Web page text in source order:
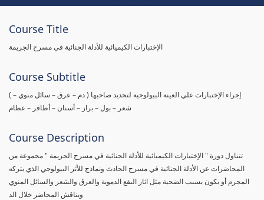
Course Title
الإختبارات الكيميائية للأدلة الجنائية في مسرح الجريمة
Course Subtitle
( إجراء الإختبارات علي العينة البيولوجية لتحديد صاحبها ( دم – عرق – سائل منوي –
شعر – بول – براز – أسنان – أظافر – عظام
Course Description
تتناول دورة " الإختبارات الكيميائية للأدلة الجنائية في مسرح الجريمة " مجموعة من
المحاضرات عن الأدلة الجنائية في مسرح الحادث ونماذج للأثر البيولوجي الذي يتركه
المجرم أو يكون بسبب الضحية مثل اثار البقع الدموية والعرق والشعر والسائل المنوي
ويناقش المحاضر خلال الد